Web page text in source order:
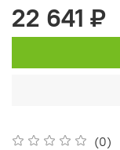
(0)
22 641 ₽